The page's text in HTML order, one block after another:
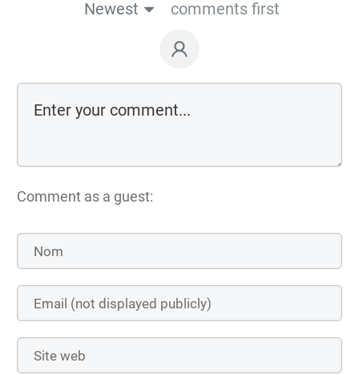
Newest
comments first
Comment as a guest: